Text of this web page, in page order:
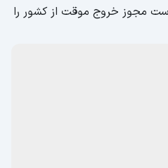
مجوز خروج موقت از کشور را